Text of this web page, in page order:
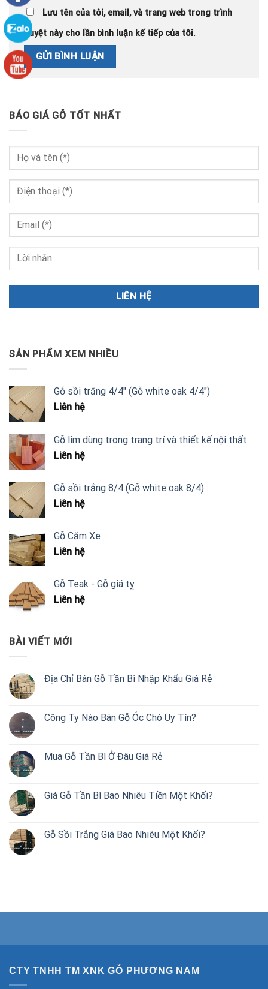
Lưu tên của tôi, email, và trang web trong trình
duyệt này cho lần bình luận kế tiếp của tôi.
BÁO GIÁ GỖ TỐT NHẤT
SẢN PHẨM XEM NHIỀU
Gỗ sồi trắng 4/4" (Gỗ white oak 4/4")
Liên hệ
Gỗ lim dùng trong trang trí và thiết kế nội thất
Liên hệ
Gỗ sồi trắng 8/4 (Gỗ white oak 8/4)
Liên hệ
Gỗ Căm Xe
Liên hệ
Gỗ Teak - Gỗ giá tỵ
Liên hệ
BÀI VIẾT MỚI
Địa Chỉ Bán Gỗ Tần Bì Nhập Khẩu Giá Rẻ
Công Ty Nào Bán Gỗ Óc Chó Uy Tín?
Mua Gỗ Tần Bì Ở Đâu Giá Rẻ
Giá Gỗ Tần Bì Bao Nhiêu Tiền Một Khối?
Gỗ Sồi Trắng Giá Bao Nhiêu Một Khối?
CTY TNHH TM XNK GỖ PHƯƠNG NAM